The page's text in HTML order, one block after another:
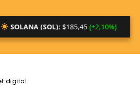
(SOL):$185,45(+2,10%)
digital